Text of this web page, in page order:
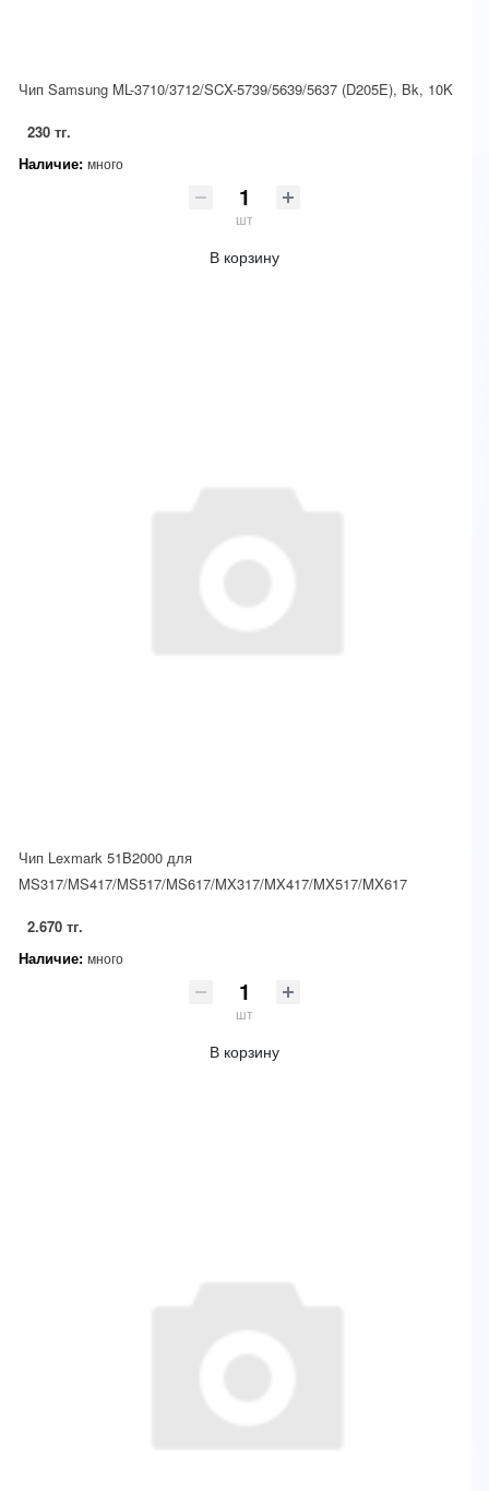
Чип Samsung ML-3710/3712/SCX-5739/5639/5637 (D205E), Bk, 10K
230 тг.
Наличие: много
шт
В корзину
Чип Lexmark 51B2000 для
MS317/MS417/MS517/MS617/MX317/MX417/MX517/MX617
2.670 тг.
Наличие: много
шт
В корзину